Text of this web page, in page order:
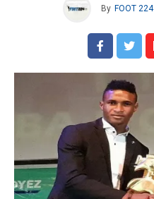
By FOOT 224